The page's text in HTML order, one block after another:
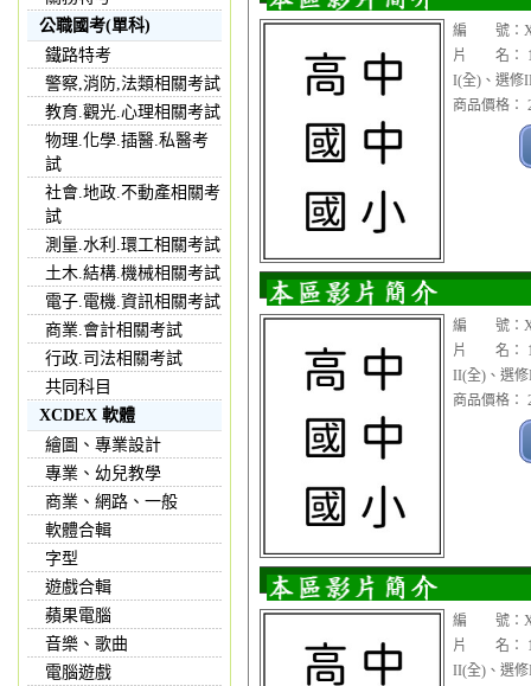
公職國考(單科)
鐵路特考
警察,消防,法類相關考試
教育.觀光.心理相關考試
物理.化學.插醫.私醫考
試
社會.地政.不動產相關考
試
測量.水利.環工相關考試
土木.結構.機械相關考試
電子.電機.資訊相關考試
商業.會計相關考試
行政.司法相關考試
共同科目
XCDEX 軟體
繪圖、專業設計
專業、幼兒教學
商業、網路、一般
軟體合輯
字型
遊戲合輯
蘋果電腦
音樂、歌曲
電腦遊戲
編 號：
片 名：
I(全)、選修
商品價格：
編 號：
片 名：
II(全)、選
商品價格：
編 號：
片 名：
II(全)、選